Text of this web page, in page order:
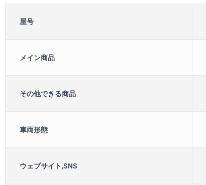
屋号
メイン商品
その他できる商品
車両形態
ウェブサイト,SNS